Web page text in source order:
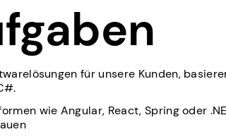
für unsere Kunden,
wie Angular, React, Spring oder